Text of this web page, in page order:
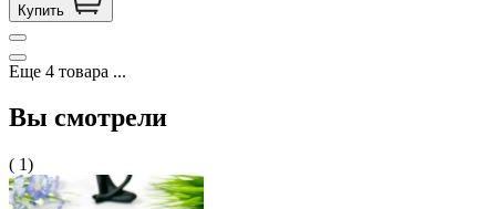
Купить
Еще 4 товара ...
Вы смотрели
( 1)